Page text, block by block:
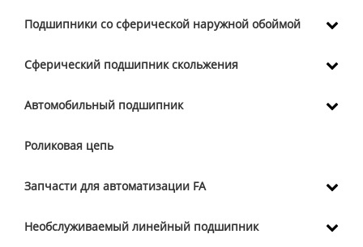
Подшипники со сферической наружной обоймой
Сферический подшипник скольжения
Автомобильный подшипник
Роликовая цепь
Запчасти для автоматизации FA
Необслуживаемый линейный подшипник